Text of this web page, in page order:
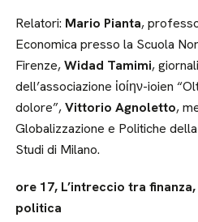
Relatori: Mario Pianta,
Economica presso la Scuola
Firenze,Widad Tamimi,
dell’associazione ἰοίην-ioien
dolore”,Vittorio Agnoletto,
Globalizzazione e Politiche
Studi di Milano.
ore 17, L’intreccio tra
politica